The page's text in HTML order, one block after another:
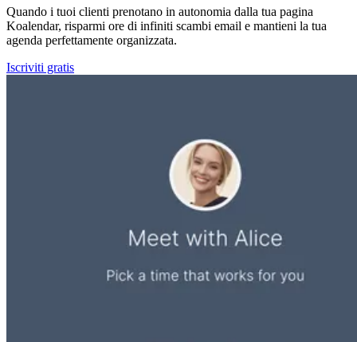
Quando i tuoi clienti prenotano in autonomia dalla tua pagina
Koalendar, risparmi ore di infiniti scambi email e mantieni la tua
agenda perfettamente organizzata.
Iscriviti gratis